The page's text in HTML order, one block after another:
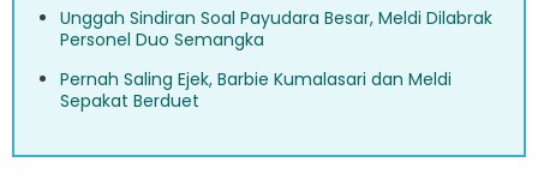
Unggah Sindiran Soal Payudara Besar, Meldi Dilabrak
Personel Duo Semangka
Pernah Saling Ejek, Barbie Kumalasari dan Meldi
Sepakat Berduet